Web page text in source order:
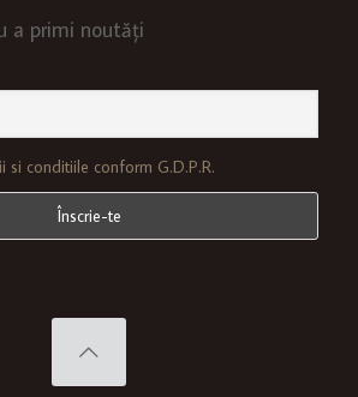
a primi noutăți
si conditiile conform G.D.P.R.